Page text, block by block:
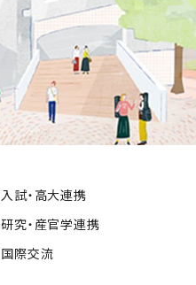
入試・高大連携
研究・産官学連携
国際交流